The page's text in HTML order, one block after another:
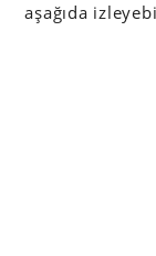
aşağıda